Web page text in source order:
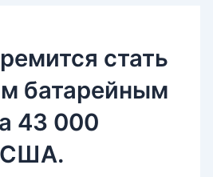
стать
батарейным
43 000
США.